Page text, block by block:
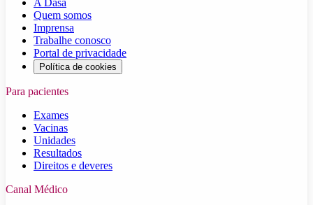
Quem somos
Imprensa
Trabalhe conosco
Portal de privacidade
Política de cookies
Para pacientes
Exames
Vacinas
Unidades
Resultados
Direitos e deveres
Canal Médico